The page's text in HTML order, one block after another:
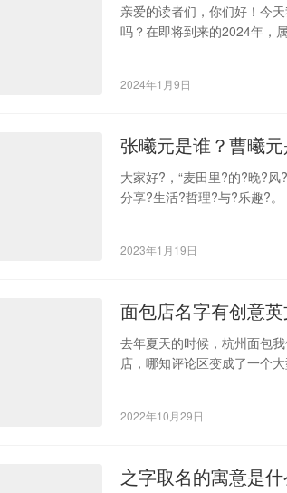
亲爱的读者们，你们好！今
吗？在即将到来的2024年，
2024年1月9日
张曦元是谁？曹曦元
大家好?，“麦田里?的?晚?
分享?生活?哲理?与?乐趣?
2023年1月19日
面包店名字有创意英
去年夏天的时候，杭州面包
店，哪知评论区变成了一个
2022年10月29日
之字取名的寓意是